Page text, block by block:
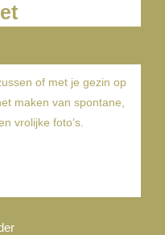
of met je gezin op
maken van spontane,
vrolijke foto’s.